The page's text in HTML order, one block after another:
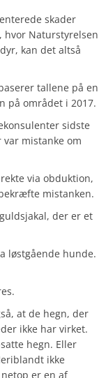
skader
hvor Naturstyrelsen
kan det altså
tallene på en
på området i 2017.
sidste
mistanke om
via obduktion,
mistanken.
der er et
løstgående hunde.
at de hegn, der
ikke har virket.
hegn. Eller
ikke
er en af